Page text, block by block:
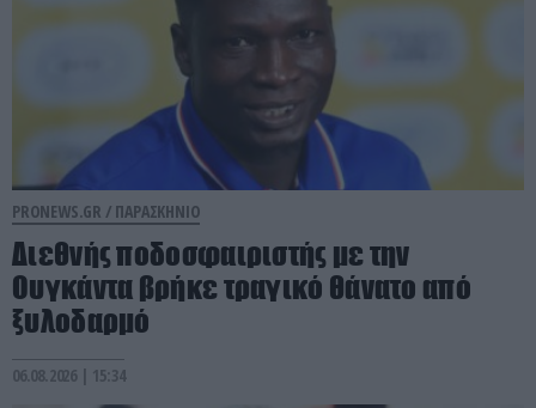
PRONEWS.GR / ΠΑΡΑΣΚΗΝΙΟ
Διεθνής ποδοσφαιριστής με την
Ουγκάντα βρήκε τραγικό θάνατο από
ξυλοδαρμό
06.08.2026 | 15:34